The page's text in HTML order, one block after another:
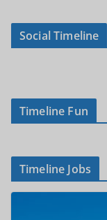
Social Timeline
Timeline Fun
Timeline Jobs